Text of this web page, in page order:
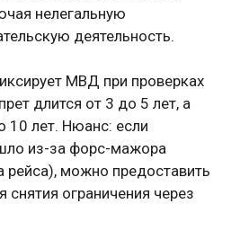
нелегальную
деятельность.
МВД при проверках
длится от 3 до 5 лет, а
10 лет. Нюанс: если
из-за форс-мажора
рейса), можно предоставить
снятия ограничения через